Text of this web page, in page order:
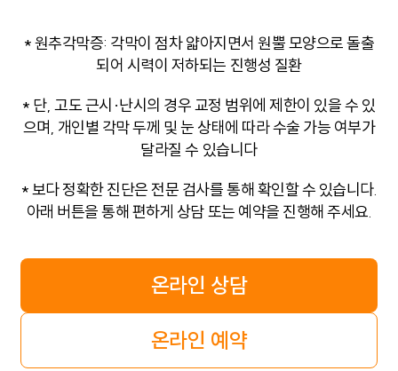
* 원추각막증: 각막이 점차 얇아지면서 원뿔 모양으로 돌출
되어 시력이 저하되는 진행성 질환
* 단, 고도 근시·난시의 경우 교정 범위에 제한이 있을 수 있
으며, 개인별 각막 두께 및 눈 상태에 따라 수술 가능 여부가
달라질 수 있습니다
* 보다 정확한 진단은 전문 검사를 통해 확인할 수 있습니다.
아래 버튼을 통해 편하게 상담 또는 예약을 진행해 주세요.
온라인 상담
온라인 예약